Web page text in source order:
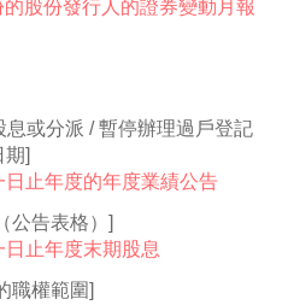
股份發行人的證券變動月報
或分派 / 暫停辦理過戶登記
]
止年度的年度業績公告
公告表格）]
止年度末期股息
職權範圍]